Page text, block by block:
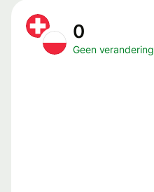
0
Geen verandering